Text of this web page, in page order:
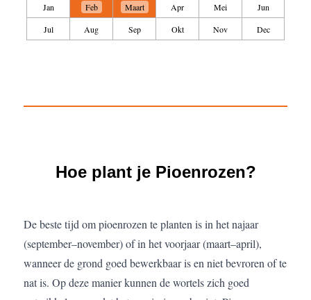
Jan Feb Maart Apr Mei
Jun
Jul
Aug Sep Okt Nov Dec
Hoe plant je Pioenrozen?
De beste tijd om pioenrozen te planten is in het najaar
(september–november) of in het voorjaar (maart–april),
wanneer de grond goed bewerkbaar is en niet bevroren of te
nat is. Op deze manier kunnen de wortels zich goed